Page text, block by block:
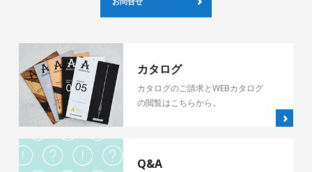
カタログ
カタログのご請求とWEBカタログ
の閲覧はこちらから。
Q&A